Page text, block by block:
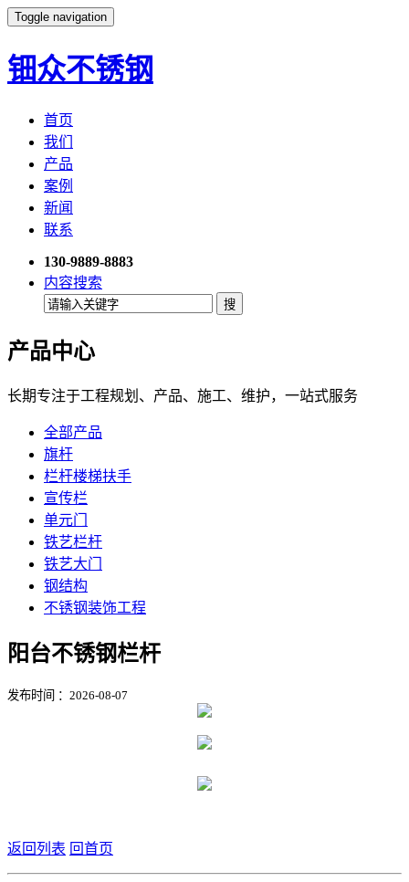
Toggle navigation
钿众不锈钢
首页
我们
产品
案例
新闻
联系
130-9889-8883
内容搜索
产品中心
长期专注于工程规划、产品、施工、维护，一站式服务
全部产品
旗杆
栏杆楼梯扶手
宣传栏
单元门
铁艺栏杆
铁艺大门
钢结构
不锈钢装饰工程
阳台不锈钢栏杆
发布时间 ：2026-08-07
返回列表 回首页